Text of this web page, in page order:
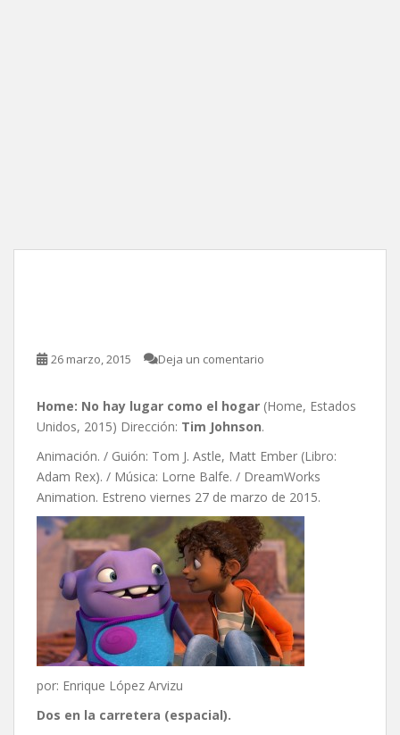
26 marzo, 2015 Deja un comentario
Home: No hay lugar como el hogar (Home, Estados
Unidos, 2015) Dirección: Tim Johnson.
Animación. / Guión: Tom J. Astle, Matt Ember (Libro:
Adam Rex). / Música: Lorne Balfe. / DreamWorks
Animation. Estreno viernes 27 de marzo de 2015.
por: Enrique López Arvizu
Dos en la carretera (espacial).